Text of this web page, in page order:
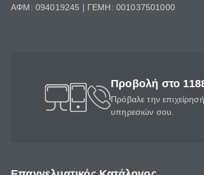
ΑΦΜ: 094019245 | ΓΕΜΗ: 001037501000
Προβολή στο
Πρόβαλε την
υπηρεσιών σου.